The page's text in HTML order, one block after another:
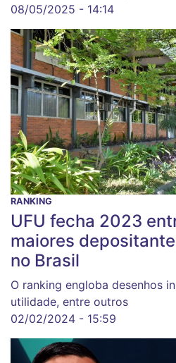
08/05/2025 - 14:14
RANKING
UFU fecha 2023
maiores
no Brasil
O ranking engloba desenhos
utilidade, entre outros
02/02/2024 - 15:59